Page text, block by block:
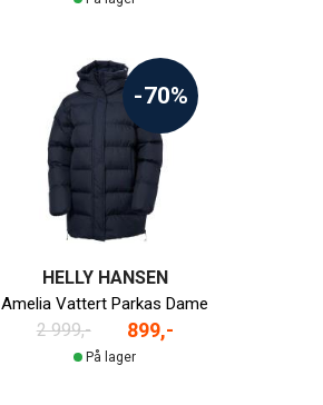
-70%
HELLY HANSEN
Amelia Vattert Parkas Dame
2 999,- 899,-
På lager